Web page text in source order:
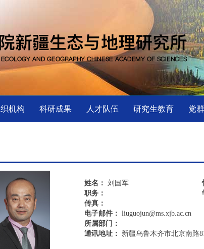
机构 科研成果 人才队伍 研究生教育 党
姓名： 刘国军
职务：
传真：
电子邮件： liuguojun@ms.xjb.ac.cn
所属部门：
通讯地址：
新疆乌鲁木齐市北京南路